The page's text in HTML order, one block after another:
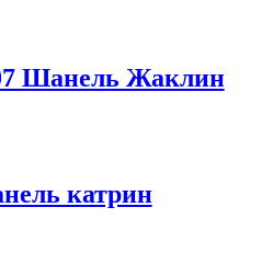
Шанель Жаклин
катрин